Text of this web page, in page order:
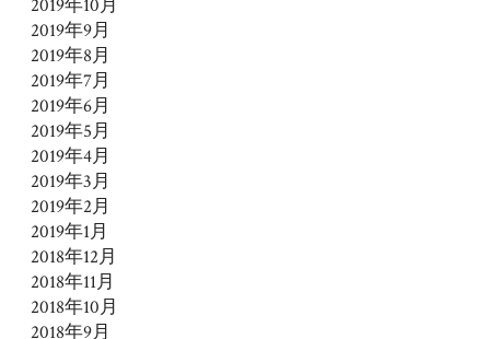
2019年10月
2019年9月
2019年8月
2019年7月
2019年6月
2019年5月
2019年4月
2019年3月
2019年2月
2019年1月
2018年12月
2018年11月
2018年10月
2018年9月